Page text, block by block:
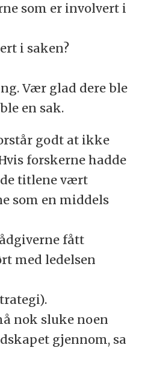
som er involvert i
i saken?
Vær glad dere ble
en sak.
godt at ikke
forskerne hadde
titlene vært
som en middels
fått
med ledelsen
nok sluke noen
gjennom, sa